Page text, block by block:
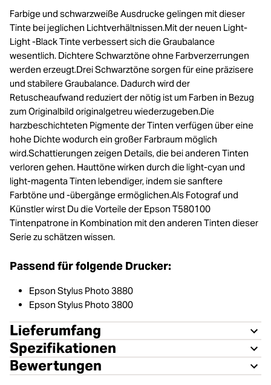
Farbige und schwarzweiße Ausdrucke gelingen mit dieser
Tinte bei jeglichen Lichtverhältnissen.Mit der neuen Light-
Light -Black Tinte verbessert sich die Graubalance
wesentlich. Dichtere Schwarztöne ohne Farbverzerrungen
werden erzeugt.Drei Schwarztöne sorgen für eine präzisere
und stabilere Graubalance. Dadurch wird der
Retuscheaufwand reduziert der nötig ist um Farben in Bezug
zum Originalbild originalgetreu wiederzugeben.Die
harzbeschichteten Pigmente der Tinten verfügen über eine
hohe Dichte wodurch ein großer Farbraum möglich
wird.Schattierungen zeigen Details, die bei anderen Tinten
verloren gehen. Hauttöne wirken durch die light-cyan und
light-magenta Tinten lebendiger, indem sie sanftere
Farbtöne und -übergänge ermöglichen.Als Fotograf und
Künstler wirst Du die Vorteile der Epson T580100
Tintenpatrone in Kombination mit den anderen Tinten dieser
Serie zu schätzen wissen.
Passend für folgende Drucker:
Epson Stylus Photo 3880
Epson Stylus Photo 3800
Lieferumfang
Spezifikationen
Bewertungen